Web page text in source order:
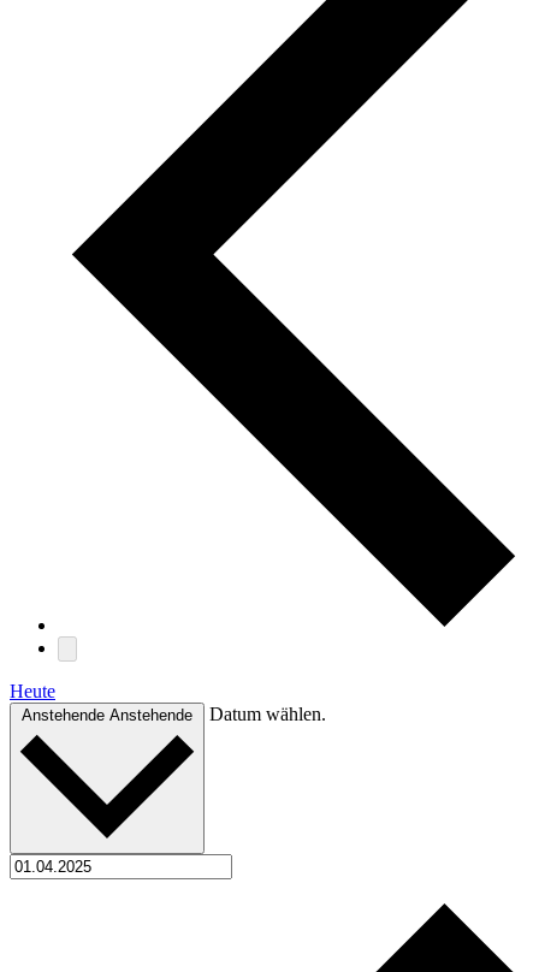
Heute
Anstehende Anstehende Datum wählen.